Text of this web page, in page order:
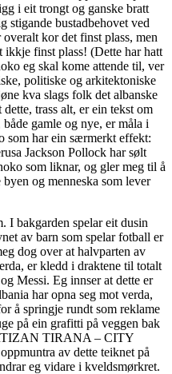
i eit trongt og ganske bratt
stigande bustadbehovet ved
kor det finst plass, men
ikkje finst plass! (Dette har hatt
eg skal kome attende til, ver
politiske og arkitektoniske
kva slags folk det albanske
trass alt, er ein tekst om
gamle og nye, er måla i
som har ein særmerkt effekt:
Jackson Pollock har sølt
som liknar, og gler meg til å
og menneska som lever
I bakgarden spelar eit dusin
av barn som spelar fotball er
dog over at halvparten av
er kledd i draktene til totalt
Messi. Eg innser at dette er
har opna seg mot verda,
å springje rundt som reklame
på ein grafitti på veggen bak
TIRANA – CITY
av dette teiknet på
eg vidare i kveldsmørkret.